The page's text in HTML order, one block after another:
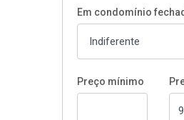
Em condomínio
Preço mínimo